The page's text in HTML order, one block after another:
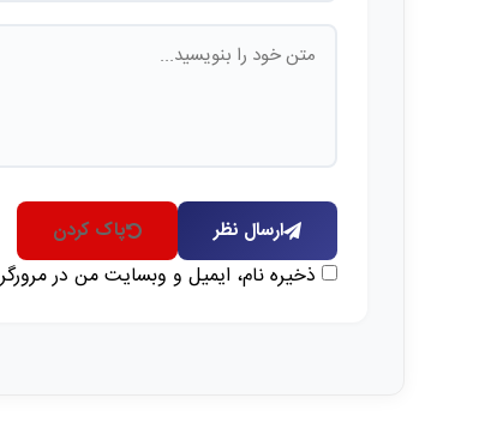
ارسال نظر پاک کردن
ذخیره نام، ایمیل و وبسایت من در